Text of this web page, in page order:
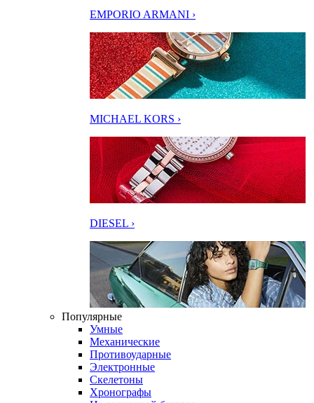
EMPORIO ARMANI ›
MICHAEL KORS ›
DIESEL ›
Популярные
Умные
Механические
Противоударные
Электронные
Скелетоны
Хронографы